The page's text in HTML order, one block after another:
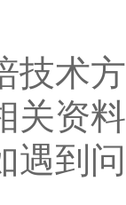
技术
关资
遇到